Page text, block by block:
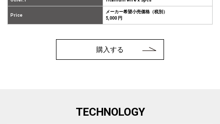
Price
メーカー希望小売価格（税別）
5,000 円
購入する
TECHNOLOGY